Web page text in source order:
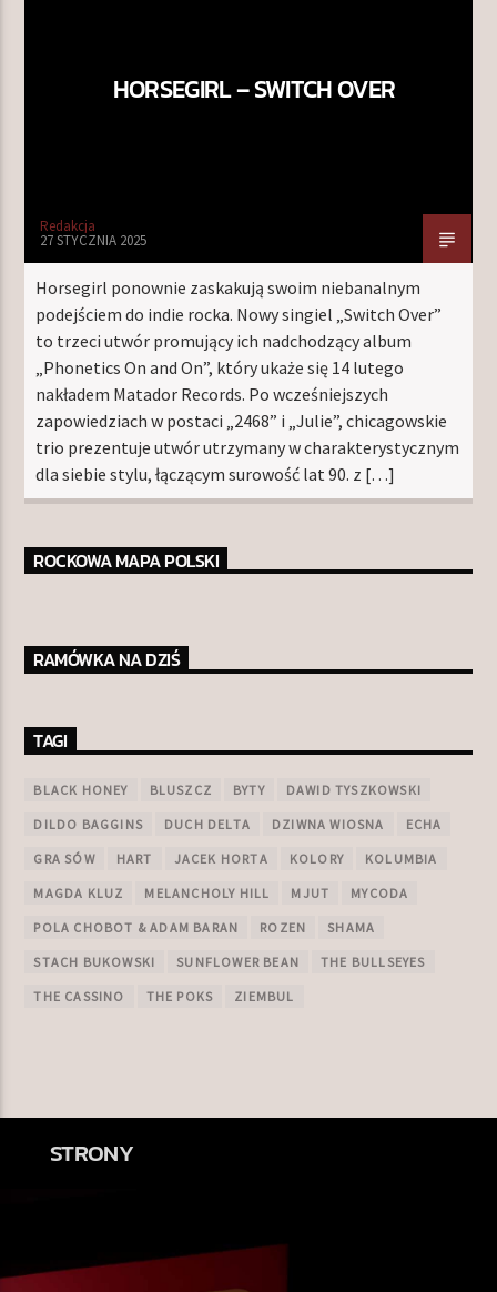
TERAZ W RAMÓWCE
Radio Orbit
HORSEGIRL – SWITCH OVER
Redakcja
27 STYCZNIA 2025
Horsegirl ponownie zaskakują swoim niebanalnym
podejściem do indie rocka. Nowy singiel „Switch Over”
to trzeci utwór promujący ich nadchodzący album
„Phonetics On and On”, który ukaże się 14 lutego
nakładem Matador Records. Po wcześniejszych
zapowiedziach w postaci „2468” i „Julie”, chicagowskie
trio prezentuje utwór utrzymany w charakterystycznym
dla siebie stylu, łączącym surowość lat 90. z […]
ROCKOWA MAPA POLSKI
RAMÓWKA NA DZIŚ
TAGI
BLACK HONEY BLUSZCZ BYTY DAWID TYSZKOWSKI
DILDO BAGGINS DUCH DELTA DZIWNA WIOSNA ECHA
GRA SÓW HART JACEK HORTA KOLORY KOLUMBIA
MAGDA KLUZ MELANCHOLY HILL MJUT MYCODA
POLA CHOBOT & ADAM BARAN ROZEN SHAMA
STACH BUKOWSKI SUNFLOWER BEAN THE BULLSEYES
THE CASSINO THE POKS ZIEMBUL
STRONY